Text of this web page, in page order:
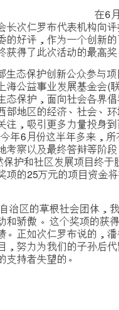
在6
长次仁罗布代表机构向
的好评，作为一个创新
获得了此次活动的最高
生态保护创新公众参与
海公益事业发展基金会(
态保护，面向社会各界
部地区的经济、社会、
注，吸引更多力量投身
年6月份这半年多来， 所
考察以及最终答辩等阶
保护和社区发展项目终
项的25万元的项目资金
治区的草根社会团体，
和骄傲 。这个奖项的获
。正如次仁罗布说的，
，努力为我们的子孙后
支持者失望的。